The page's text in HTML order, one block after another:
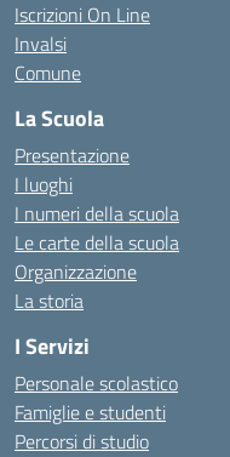
Iscrizioni On Line
Invalsi
Comune
La Scuola
Presentazione
I luoghi
I numeri della scuola
Le carte della scuola
Organizzazione
La storia
I Servizi
Personale scolastico
Famiglie e studenti
Percorsi di studio